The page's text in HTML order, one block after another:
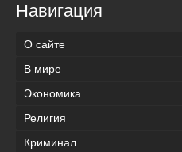
Навигация
О сайте
В мире
Экономика
Религия
Криминал